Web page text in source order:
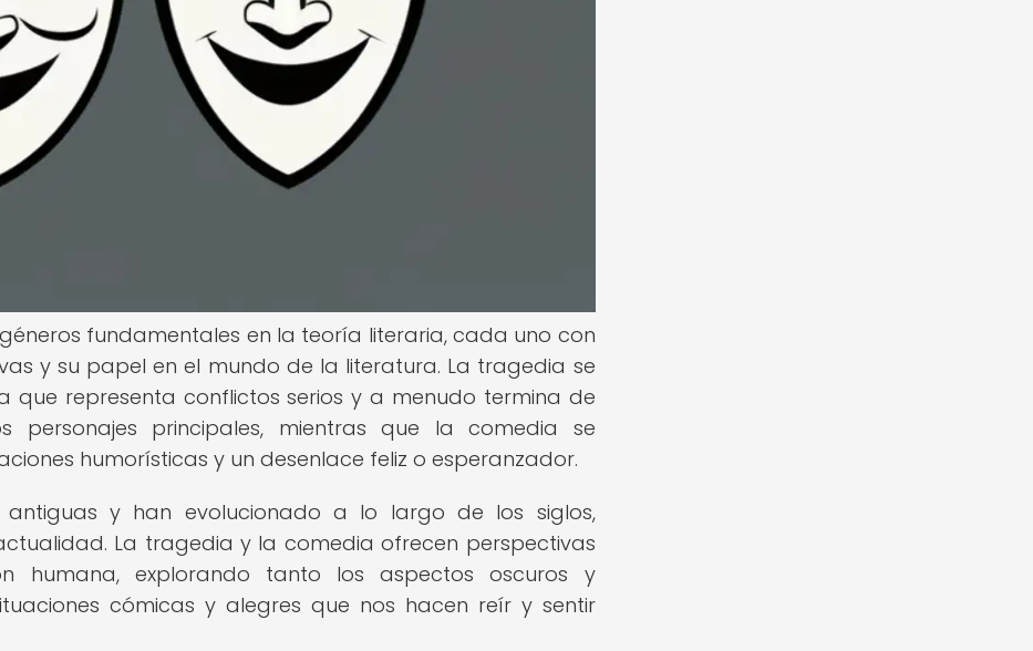
fundamentales en la teoría literaria, cada uno con
y su papel en el mundo de la literatura. La tragedia se
representa conflictos serios y a menudo termina de
personajes principales, mientras que la comedia se
humorísticas y un desenlace feliz o esperanzador.
antiguas y han evolucionado a lo largo de los siglos,
La tragedia y la comedia ofrecen perspectivas
humana, explorando tanto los aspectos oscuros y
cómicas y alegres que nos hacen reír y sentir